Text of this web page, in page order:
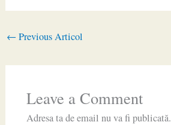
← Previous Articol
Leave a Comment
Adresa ta de email nu va fi publicată.